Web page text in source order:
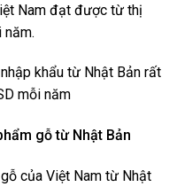
Nam đạt được từ thị
năm.
khẩu từ Nhật Bản rất
mỗi năm
gỗ từ Nhật Bản
của Việt Nam từ Nhật